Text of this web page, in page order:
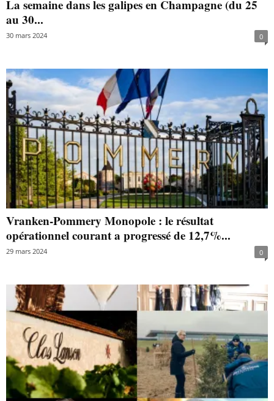
La semaine dans les galipes en Champagne (du 25
au 30...
30 mars 2024 0
Vranken-Pommery Monopole : le résultat
opérationnel courant a progressé de 12,7%...
29 mars 2024 0